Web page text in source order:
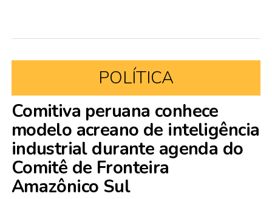
POLÍTICA
Comitiva peruana conhece
modelo acreano de inteligência
industrial durante agenda do
Comitê de Fronteira
Amazônico Sul